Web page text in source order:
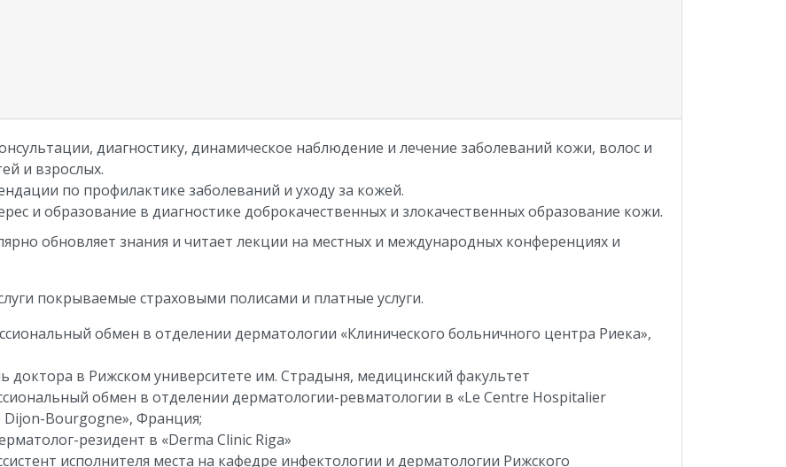
диагностику, динамическое наблюдение и лечение заболеваний кожи, волос и
и взрослых.
по профилактике заболеваний и уходу за кожей.
и образование в диагностике доброкачественных и злокачественных образование кожи.
обновляет знания и читает лекции на местных и международных конференциях и
покрываемые страховыми полисами и платные услуги.
обмен в отделении дерматологии «Клинического больничного центра Риека»,
доктора в Рижском университете им. Страдыня, медицинский факультет
обмен в отделении дерматологии-ревматологии в «Le Centre Hospitalier
Bourgogne», Франция;
резидент в «Derma Clinic Riga»
исполнителя места на кафедре инфектологии и дерматологии Рижского